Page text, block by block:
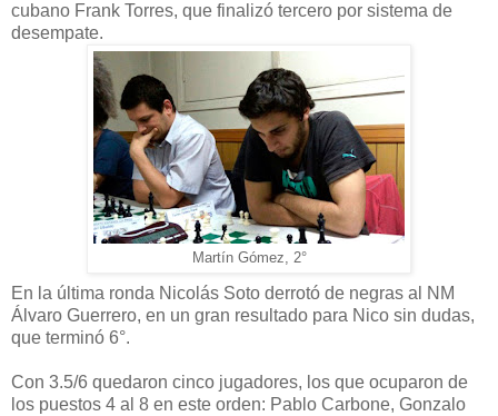
cubano Frank Torres, que finalizó tercero por sistema de
desempate.
Martín Gómez, 2°
En la última ronda Nicolás Soto derrotó de negras al NM
Álvaro Guerrero, en un gran resultado para Nico sin dudas,
que terminó 6°.
Con 3.5/6 quedaron cinco jugadores, los que ocuparon de
los puestos 4 al 8 en este orden: Pablo Carbone, Gonzalo